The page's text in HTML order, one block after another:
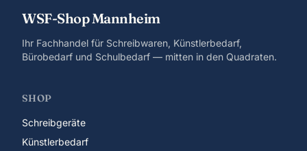
WSF-Shop Mannheim
Ihr Fachhandel für Schreibwaren, Künstlerbedarf,
Bürobedarf und Schulbedarf — mitten in den Quadraten.
SHOP
Schreibgeräte
Künstlerbedarf